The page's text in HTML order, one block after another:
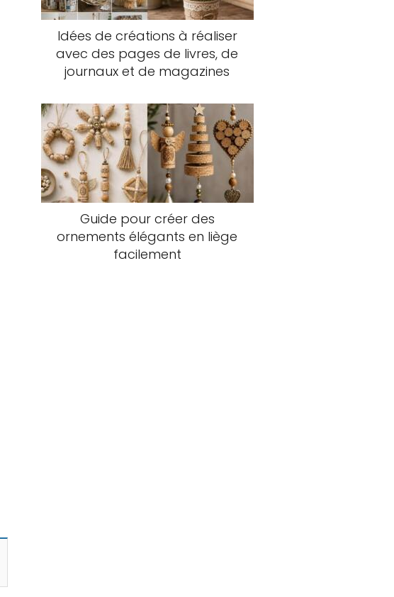
Idées de créations à réaliser
avec des pages de livres, de
journaux et de magazines
Guide pour créer des
ornements élégants en liège
facilement